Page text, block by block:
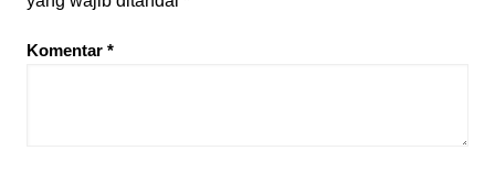
Komentar *